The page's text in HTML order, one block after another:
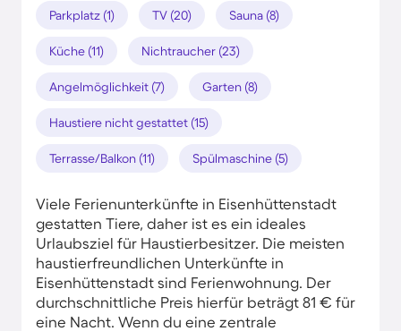
Parkplatz (1) TV (20) Sauna (8)
Küche (11) Nichtraucher (23)
Angelmöglichkeit (7) Garten (8)
Haustiere nicht gestattet (15)
Terrasse/Balkon (11) Spülmaschine (5)
Viele Ferienunterkünfte in Eisenhüttenstadt
gestatten Tiere, daher ist es ein ideales
Urlaubsziel für Haustierbesitzer. Die meisten
haustierfreundlichen Unterkünfte in
Eisenhüttenstadt sind Ferienwohnung. Der
durchschnittliche Preis hierfür beträgt 81 € für
eine Nacht. Wenn du eine zentrale